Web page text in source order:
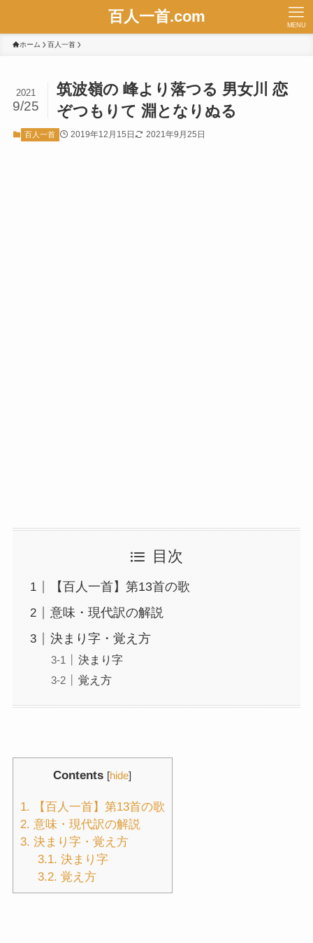
百人一首.com MENU
ホーム 百人一首
筑波嶺の 峰より落つる 男女川 恋
ぞつもりて 淵となりぬる
2021
9/25
百人一首 2019年12月15日 2021年9月25日
目次
【百人一首】第13首の歌
意味・現代訳の解説
決まり字・覚え方
決まり字
覚え方
Contents [hide]
1. 【百人一首】第13首の歌
2. 意味・現代訳の解説
3. 決まり字・覚え方
3.1. 決まり字
3.2. 覚え方